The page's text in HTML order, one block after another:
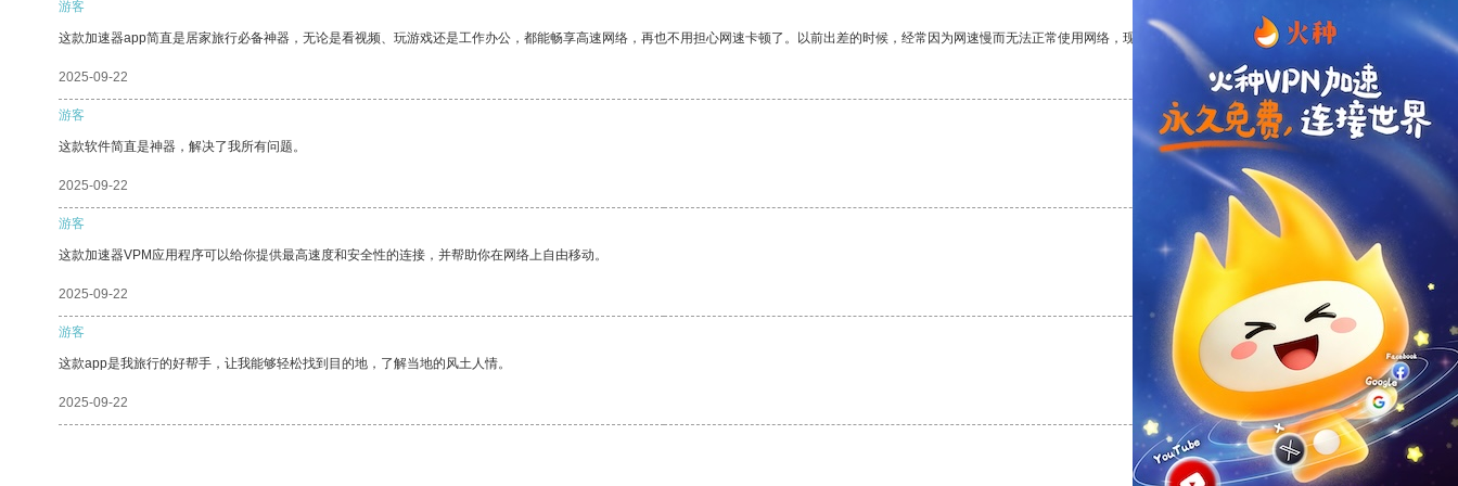
游客
这款加速器app简直是居家旅行必备神器，无论是看视频、玩游戏还是工作办公，都能畅享高速网络，再也不用担心网速卡顿了。以前出差的时候，经常因为网速慢而无法正常使用网络，现在有了这个app，我再也不用担心了。
2025-09-22 支持[0] 反对
游客
这款软件简直是神器，解决了我所有问题。
2025-09-22 支持
游客
这款加速器VPM应用程序可以给你提供最高速度和安全性的连接，并帮助你在网络上自由移动。
2025-09-22 反对 [0]
游客
这款app是我旅行的好帮手，让我能够轻松找到目的地，了解当地的风土人情。
2025-09-22 支持[0] 反对[0]